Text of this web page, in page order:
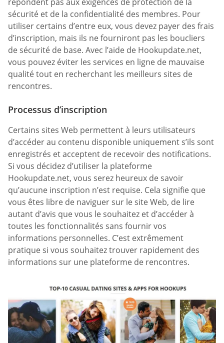
sécurité et de la confidentialité des membres. Pour
utiliser certains d’entre eux, vous devez payer des frais
d’inscription, mais ils ne fourniront pas les boucliers
de sécurité de base. Avec l’aide de Hookupdate.net,
vous pouvez éviter les services en ligne de mauvaise
qualité tout en recherchant les meilleurs sites de
rencontres.
Processus d’inscription
Certains sites Web permettent à leurs utilisateurs
d’accéder au contenu disponible uniquement s’ils sont
enregistrés et acceptent de recevoir des notifications.
Si vous décidez d’utiliser la plateforme
Hookupdate.net, vous serez heureux de savoir
qu’aucune inscription n’est requise. Cela signifie que
vous êtes libre de naviguer sur le site Web, de lire
autant d’avis que vous le souhaitez et d’accéder à
toutes les fonctionnalités sans fournir vos
informations personnelles. C’est extrêmement
pratique si vous souhaitez trouver rapidement des
informations sur une plateforme de rencontres.